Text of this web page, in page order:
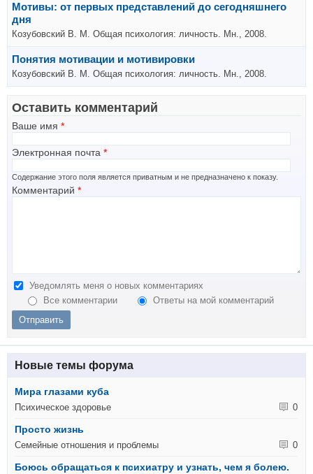
Мотивы: от первых представлений до сегодняшнего
дня
Козубовский В. М. Общая психология: личность. Мн., 2008.
Понятия мотивации и мотивировки
Козубовский В. М. Общая психология: личность. Мн., 2008.
Оставить комментарий
Ваше имя *
Электронная почта *
Содержание этого поля является приватным и не предназначено к показу.
Комментарий *
Уведомлять меня о новых комментариях
Все комментарии
Ответы на мой комментарий
Новые темы форума
Мира глазами куба
Психическое здоровье 0
Просто жизнь
Семейные отношения и проблемы 0
Боюсь обращаться к психиатру и узнать, чем я болею.